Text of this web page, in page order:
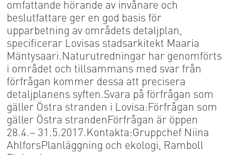
omfattande hörande av invånare och
beslutfattare ger en god basis för
upparbetning av områdets detaljplan,
specificerar Lovisas stadsarkitekt Maaria
Mäntysaari.Naturutredningar har genomförts
i området och tillsammans med svar från
förfrågan kommer dessa att precisera
detaljplanens syften.Svara på förfrågan som
gäller Östra stranden i Lovisa:Förfrågan som
gäller Östra strandenFörfrågan är öppen
28.4.– 31.5.2017.Kontakta:Gruppchef Niina
AhlforsPlanläggning och ekologi, Ramboll